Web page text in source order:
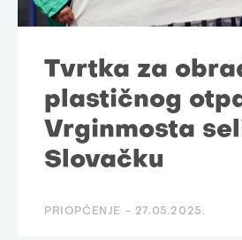
Tvrtka za
plastičnog
Vrginmosta
Slovačku
PRIOPĆENJE - 27.05.2025.